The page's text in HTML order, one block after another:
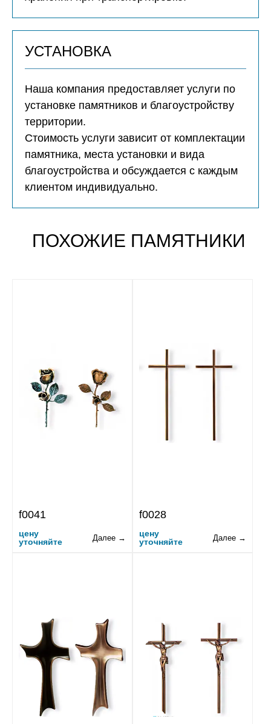
УСТАНОВКА
Наша компания предоставляет услуги по
установке памятников и благоустройству
территории.
Стоимость услуги зависит от комплектации
памятника, места установки и вида
благоустройства и обсуждается с каждым
клиентом индивидуально.
ПОХОЖИЕ ПАМЯТНИКИ
f0041
цену
уточняйте
Далее →
f0028
цену
уточняйте
Далее →